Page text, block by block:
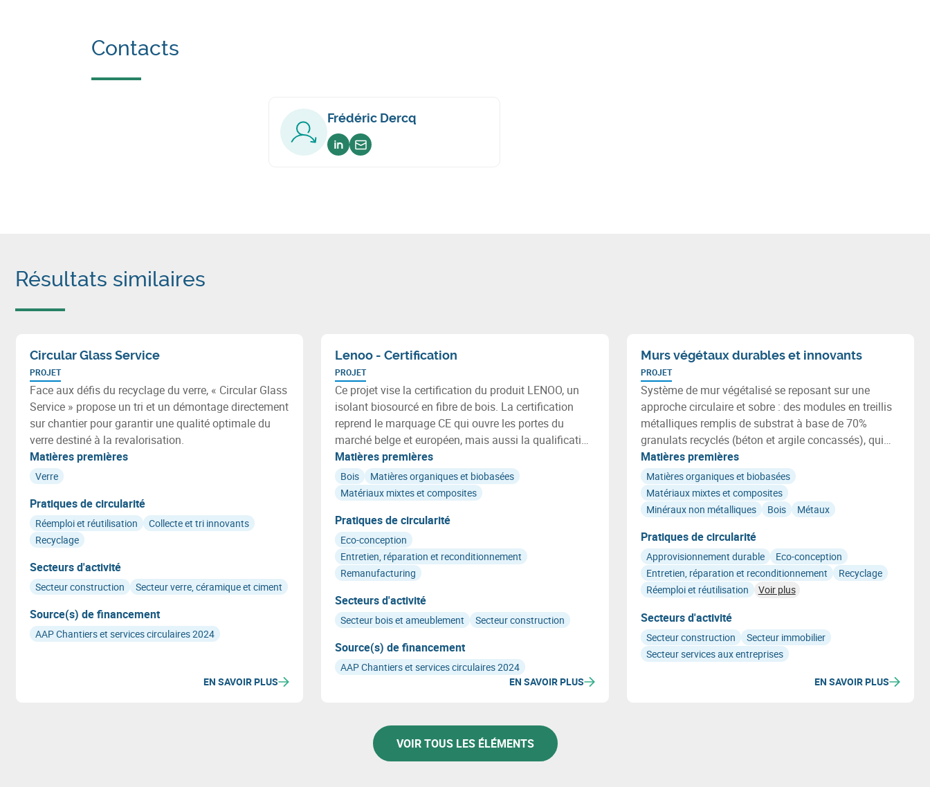
Contacts
Frédéric Dercq
Voir sur linkedin
Envoyer un email
Résultats similaires
Circular Glass Service
PROJET
Face aux défis du recyclage du verre, « Circular Glass
Service » propose un tri et un démontage directement
sur chantier pour garantir une qualité optimale du
verre destiné à la revalorisation.
Matières premières
Verre
Pratiques de circularité
Réemploi et réutilisation
Collecte et tri innovants
Recyclage
Secteurs d'activité
Secteur construction Secteur verre, céramique et ciment
Source(s) de financement
AAP Chantiers et services circulaires 2024
EN SAVOIR PLUS
Lenoo - Certification
PROJET
Ce projet vise la certification du produit LENOO, un
isolant biosourcé en fibre de bois. La certification
reprend le marquage CE qui ouvre les portes du
marché belge et européen, mais aussi la qualification
des caractéristiques environnementales de LENOO,
dont la qualité de l'air intérieur et la nature
biosourcée.
Matières premières
Bois
Matières organiques et biobasées
Matériaux mixtes et composites
Pratiques de circularité
Eco-conception
Entretien, réparation et reconditionnement
Remanufacturing
Secteurs d'activité
Secteur bois et ameublement Secteur construction
Source(s) de financement
AAP Chantiers et services circulaires 2024
EN SAVOIR PLUS
Murs végétaux durables et innovants
PROJET
Système de mur végétalisé se reposant sur une
approche circulaire et sobre : des modules en treillis
métalliques remplis de substrat à base de 70%
granulats recyclés (béton et argile concassés), qui
accueillent exclusivement des plantes indigènes
adaptées.
Matières premières
Matières organiques et biobasées
Matériaux mixtes et composites
Minéraux non métalliques
Bois Métaux
Pratiques de circularité
Approvisionnement durable
Eco-conception
Entretien, réparation et reconditionnement
Recyclage
Réemploi et réutilisation
Voir plus
Secteurs d'activité
Secteur construction
Secteur immobilier
Secteur services aux entreprises
EN SAVOIR PLUS
VOIR TOUS LES ÉLÉMENTS